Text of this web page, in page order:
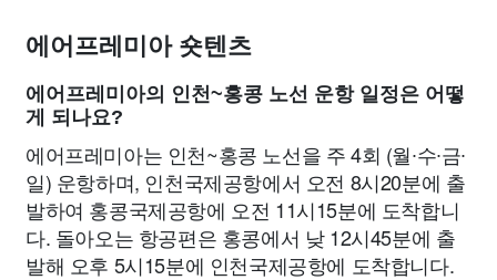
에어프레미아 숏텐츠
에어프레미아의 인천~홍콩 노선 운항 일정은 어떻
게 되나요?
에어프레미아는 인천~홍콩 노선을 주 4회 (월∙수∙금∙
일) 운항하며, 인천국제공항에서 오전 8시20분에 출
발하여 홍콩국제공항에 오전 11시15분에 도착합니
다. 돌아오는 항공편은 홍콩에서 낮 12시45분에 출
발해 오후 5시15분에 인천국제공항에 도착합니다.